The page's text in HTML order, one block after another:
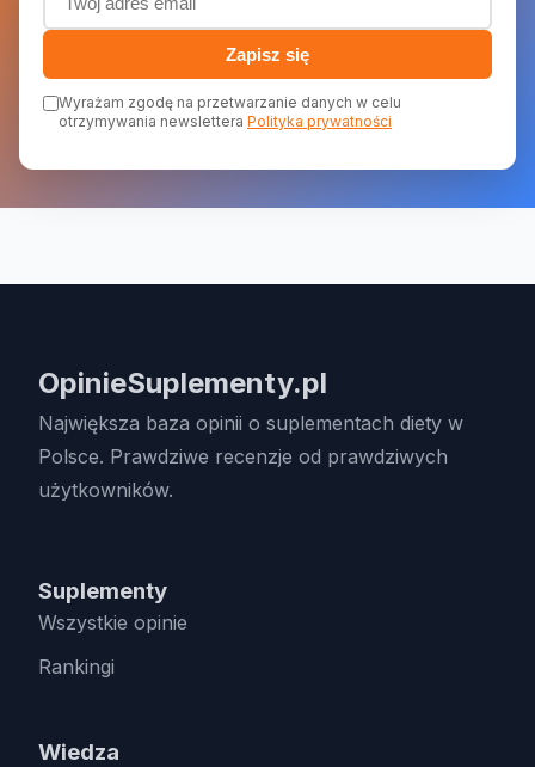
Zapisz się
Wyrażam zgodę na przetwarzanie danych w celu
otrzymywania newslettera Polityka prywatności
OpinieSuplementy.pl
Największa baza opinii o suplementach diety w
Polsce. Prawdziwe recenzje od prawdziwych
użytkowników.
Suplementy
Wszystkie opinie
Rankingi
Wiedza